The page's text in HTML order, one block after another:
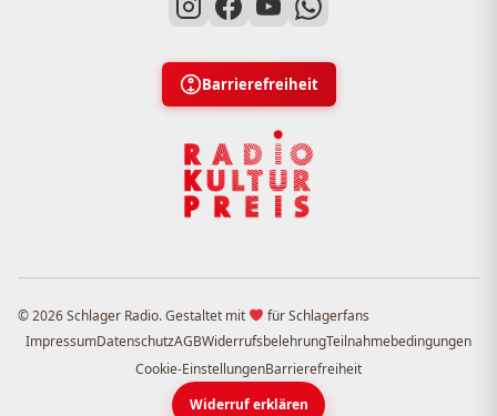
Barrierefreiheit
© 2026 Schlager Radio. Gestaltet mit
für Schlagerfans
ImpressumDatenschutzAGBWiderrufsbelehrungTeilnahmebedingungen
Cookie-EinstellungenBarrierefreiheit
Widerruf erklären